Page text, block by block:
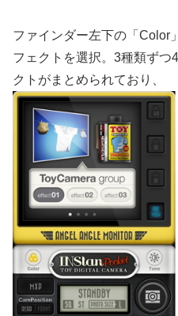
ファインダー左下の「Color
フェクトを選択。3種類ずつ
クトがまとめられており、